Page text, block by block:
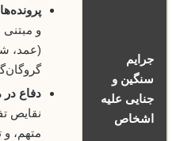
جرایم
سنگین و
جنایی علیه
اشخاص
و
(عمد،
دفاع
نقایص
متهم، و